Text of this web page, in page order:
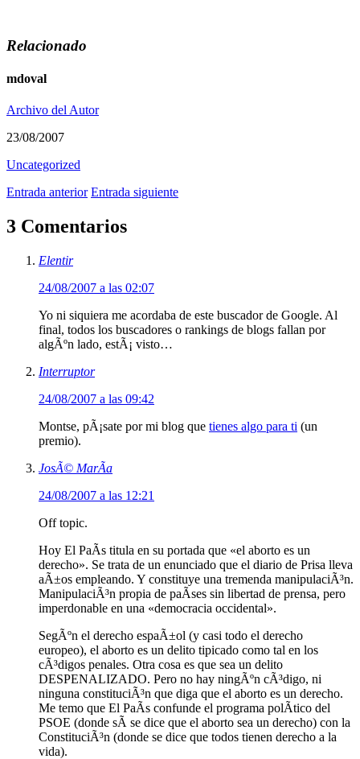
Relacionado
mdoval
Archivo del Autor
23/08/2007
Uncategorized
Entrada anterior Entrada siguiente
3 Comentarios
Elentir
24/08/2007 a las 02:07
Yo ni siquiera me acordaba de este buscador de Google. Al
final, todos los buscadores o rankings de blogs fallan por
algÃºn lado, estÃ¡ visto…
Interruptor
24/08/2007 a las 09:42
Montse, pÃ¡sate por mi blog que tienes algo para ti (un
premio).
JosÃ© MarÃ­a
24/08/2007 a las 12:21
Off topic.
Hoy El PaÃ­s titula en su portada que «el aborto es un
derecho». Se trata de un enunciado que el diario de Prisa lleva
aÃ±os empleando. Y constituye una tremenda manipulaciÃ³n.
ManipulaciÃ³n propia de paÃ­ses sin libertad de prensa, pero
imperdonable en una «democracia occidental».
SegÃºn el derecho espaÃ±ol (y casi todo el derecho
europeo), el aborto es un delito tipicado como tal en los
cÃ³digos penales. Otra cosa es que sea un delito
DESPENALIZADO. Pero no hay ningÃºn cÃ³digo, ni
ninguna constituciÃ³n que diga que el aborto es un derecho.
Me temo que El PaÃ­s confunde el programa polÃ­tico del
PSOE (donde sÃ­ se dice que el aborto sea un derecho) con la
ConstituciÃ³n (donde se dice que todos tienen derecho a la
vida).